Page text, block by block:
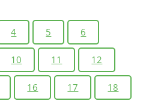
4 5 6
10 11 12
16 17 18